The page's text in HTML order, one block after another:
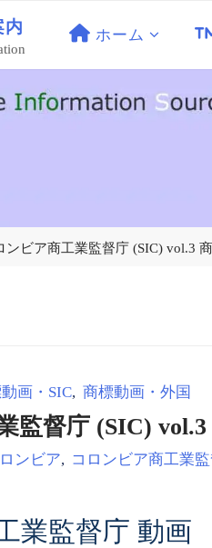
内 ホーム
ンビア商工業監督庁 (SIC) vol.3 商
画・SIC, 商標動画・外国
監督庁 (SIC) vol.3
ンビア, コロンビア商工業
業監督庁 動画